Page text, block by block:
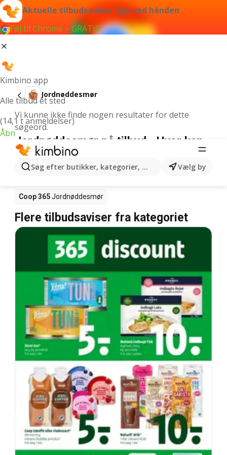
Aktuelle tilbudsaviser lige ved hånden
Føj til Chrome – GRATIS
Kimbino app
Alle tilbud ét sted
(14,1 t anmeldelser)
Åbn
Søg efter butikker, kategorier, produkter...Vælg by
Jordnøddesmør
Vi kunne ikke finde nogen resultater for dette
søgeord.
Jordnøddesmør på tilbud - Hvor kan
den købes?
Coop 365Jordnøddesmør
Flere tilbudsaviser fra kategoriet